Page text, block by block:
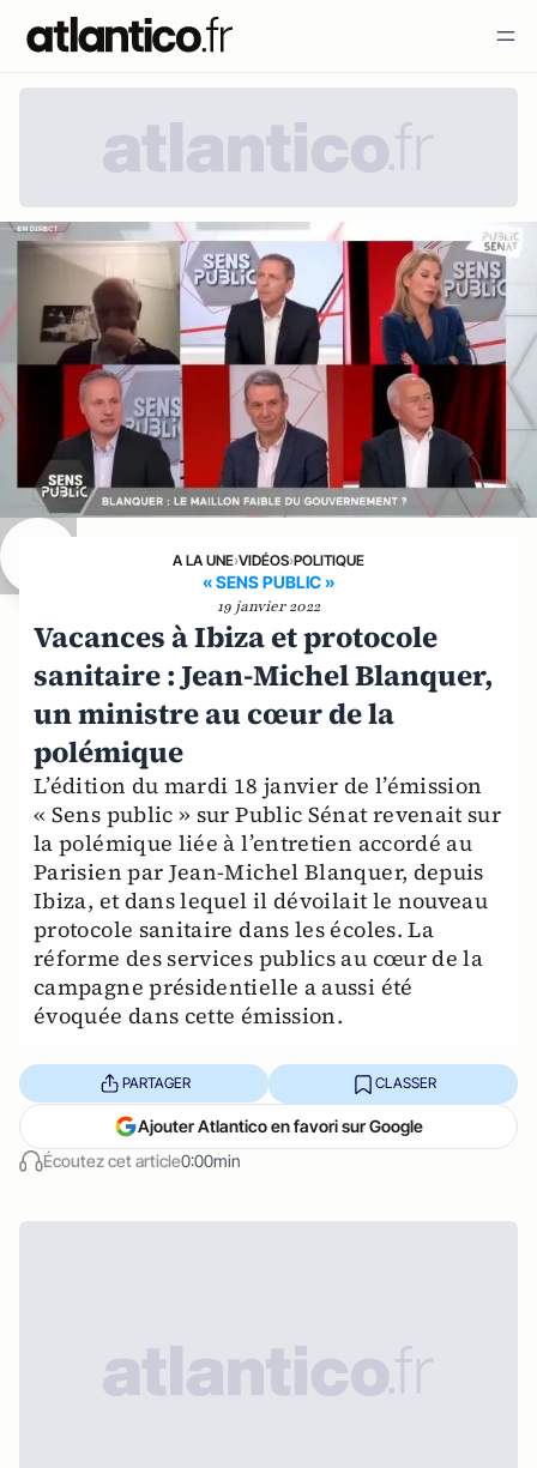
A LA UNE›VIDÉOS›POLITIQUE
« SENS PUBLIC »
19 janvier 2022
Vacances à Ibiza et protocole
sanitaire : Jean-Michel Blanquer,
un ministre au cœur de la
polémique
L’édition du mardi 18 janvier de l’émission
« Sens public » sur Public Sénat revenait sur
la polémique liée à l’entretien accordé au
Parisien par Jean-Michel Blanquer, depuis
Ibiza, et dans lequel il dévoilait le nouveau
protocole sanitaire dans les écoles. La
réforme des services publics au cœur de la
campagne présidentielle a aussi été
évoquée dans cette émission.
Écoutez cet article0:00min
PARTAGER CLASSER
Ajouter Atlantico en favori sur Google